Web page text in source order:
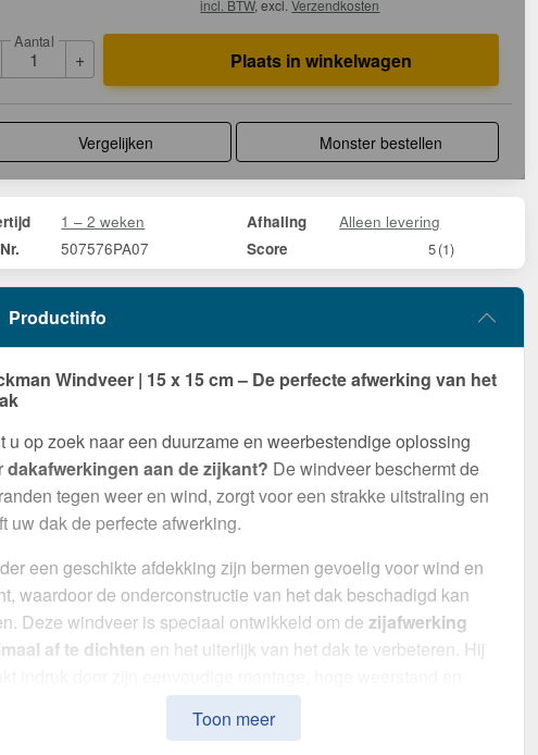
incl. BTW, excl.Verzendkosten
Aantal
+ Plaats in winkelwagen
Vergelijken Monster bestellen
1 – 2 weken Afhaling Alleen levering
507576PA07 Score 5(1)
Productinfo
Windveer | 15 x 15 cm – De perfecte afwerking van het
u op zoek naar een duurzame en weerbestendige oplossing
dakafwerkingen aan de zijkant? De windveer beschermt de
tegen weer en wind, zorgt voor een strakke uitstraling en
uw dak de perfecte afwerking.
een geschikte afdekking zijn bermen gevoelig voor wind en
waardoor de onderconstructie van het dak beschadigd kan
Deze windveer is speciaal ontwikkeld om de zijafwerking
af te dichten en het uiterlijk van het dak te verbeteren. Hij
met eenmateriaaldikte van 0,75 mm
Toon meer